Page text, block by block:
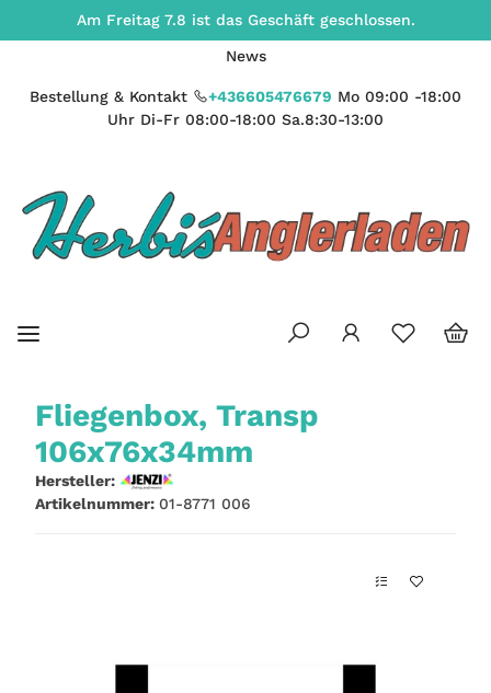
Am Freitag 7.8 ist das Geschäft geschlossen.
News
Bestellung & Kontakt +436605476679 Mo 09:00 -18:00
Uhr Di-Fr 08:00-18:00 Sa.8:30-13:00
Fliegenbox, Transp
106x76x34mm
Hersteller:
Artikelnummer: 01-8771 006